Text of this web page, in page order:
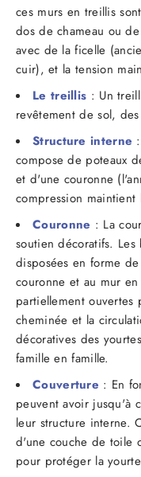
ces murs en treillis
dos de chameau ou
avec de la ficelle
cuir), et la tension
Le treillis : Un
revêtement de sol,
Structure interne
compose de poteaux
et d'une couronne
compression
Couronne : La
soutien décoratifs.
disposées en forme
couronne et au mur
partiellement
cheminée et la
décoratives des
famille en famille.
Couverture : En
peuvent avoir jusqu'à
leur structure interne.
d'une couche de toile
pour protéger la